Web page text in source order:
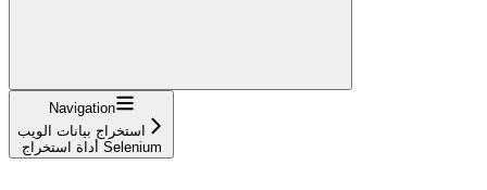
Navigation
استخراج بيانات الويب
أداة استخراج Selenium